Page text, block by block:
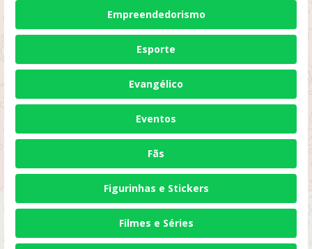
Empreendedorismo
Esporte
Evangélico
Eventos
Fãs
Figurinhas e Stickers
Filmes e Séries